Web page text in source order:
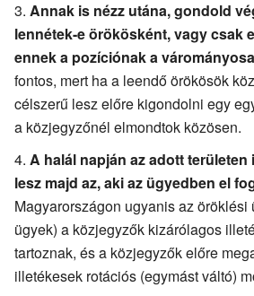
Annak is nézz utána, gondold
lennétek-e örökösként, vagy csak
ennek a pozíciónak a
fontos, mert ha a leendő örökösök
célszerű lesz előre kigondolni egy
a közjegyzőnél elmondtok közösen.
A halál napján az adott
lesz majd az, aki az ügyedben el
Magyarországon ugyanis az öröklési
ügyek) a közjegyzők kizárólagos
tartoznak, és a közjegyzők előre
illetékesek rotációs (egymást váltó)